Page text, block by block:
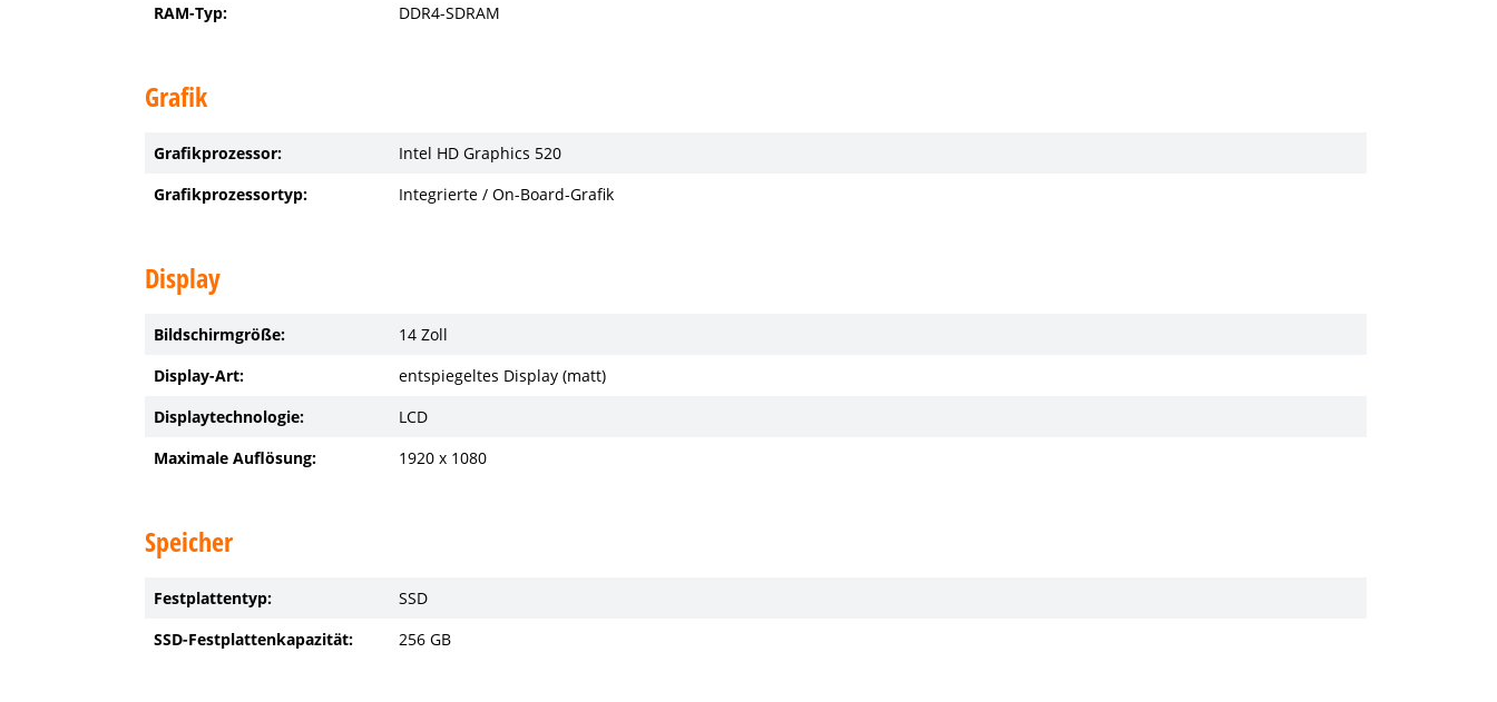
RAM-Typ:
DDR4-SDRAM
Grafik
Grafikprozessor:
Intel HD Graphics 520
Grafikprozessortyp:
Integrierte / On-Board-Grafik
Display
Bildschirmgröße:
14 Zoll
Display-Art:
entspiegeltes Display (matt)
Displaytechnologie:
LCD
Maximale Auflösung:
1920 x 1080
Speicher
Festplattentyp:
SSD
SSD-Festplattenkapazität:
256 GB